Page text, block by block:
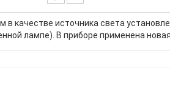
в качестве источника света
лампе). В приборе применена новая